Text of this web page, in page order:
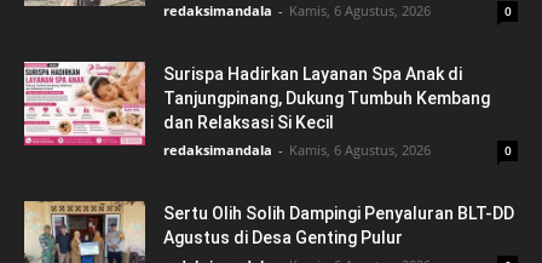
redaksimandala - Kamis, 6 Agustus, 2026 0
Surispa Hadirkan Layanan Spa Anak di
Tanjungpinang, Dukung Tumbuh Kembang
dan Relaksasi Si Kecil
redaksimandala - Kamis, 6 Agustus, 2026 0
Sertu Olih Solih Dampingi Penyaluran BLT-DD
Agustus di Desa Genting Pulur